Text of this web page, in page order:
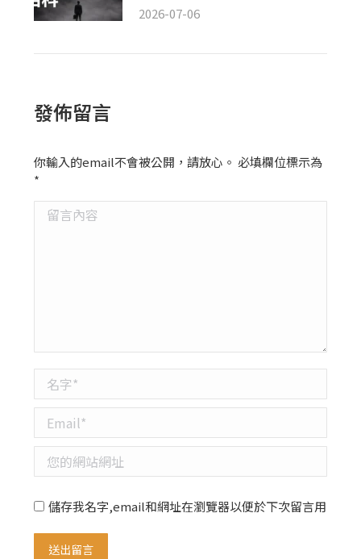
2026-07-06
發佈留言
你輸入的email不會被公開，請放心。 必填欄位標示為
*
留言內容
名字 *
Email *
您的網站網址
儲存我名字,email和網址在瀏覽器以便於下次留言用
送出留言